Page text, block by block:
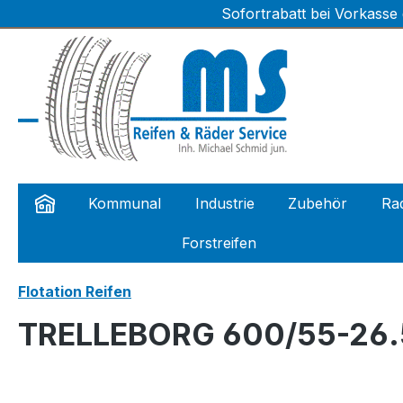
Zur Hauptnavigation springenSofortrabatt bei
Kommunal Industrie Zubehör
Forstreifen
Flotation Reifen
TRELLEBORG 600/55-